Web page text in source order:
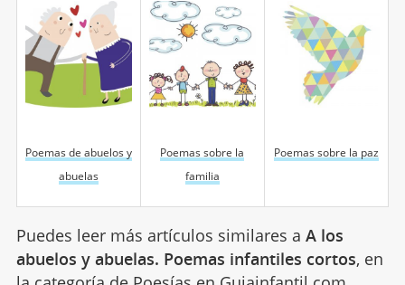
Poemas de abuelos y
abuelas
Poemas sobre la
familia
Poemas sobre la paz
Puedes leer más artículos similares a A los
abuelos y abuelas. Poemas infantiles cortos, en